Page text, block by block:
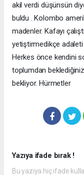
akil verdi düşünsün
buldu . Kolombo
madenler. Kafayı
yetiştirmedikçe
Herkes önce kendini
toplumdan
bekliyor. Hürmetler
Yazıya ifade bırak !
Bu yazıya hiç ifade